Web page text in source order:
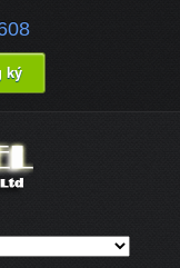
ký